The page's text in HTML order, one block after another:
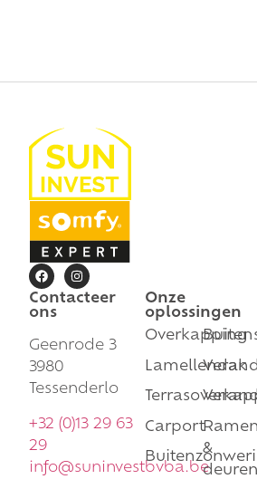
Contacteer
ons
Geenrode 3
3980
Tessenderlo
+32 (0)13 29 63
29
info@suninvestbvba.be
Onze
oplossingen
Overkapping
Lamellendak
CarportRamen
&
deuren